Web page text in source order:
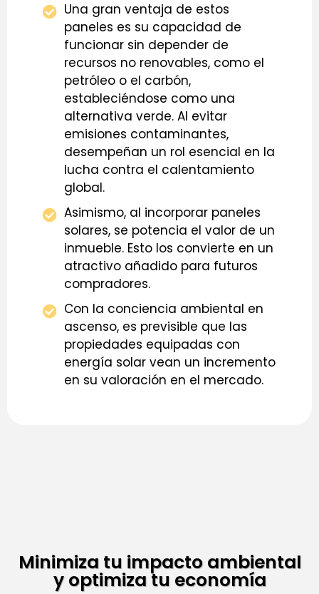
Una gran ventaja de estos
paneles es su capacidad de
funcionar sin depender de
recursos no renovables, como el
petróleo o el carbón,
estableciéndose como una
alternativa verde. Al evitar
emisiones contaminantes,
desempeñan un rol esencial en la
lucha contra el calentamiento
global.
Asimismo, al incorporar paneles
solares, se potencia el valor de un
inmueble. Esto los convierte en un
atractivo añadido para futuros
compradores.
Con la conciencia ambiental en
ascenso, es previsible que las
propiedades equipadas con
energía solar vean un incremento
en su valoración en el mercado.
Minimiza tu impacto ambiental
y optimiza tu economía